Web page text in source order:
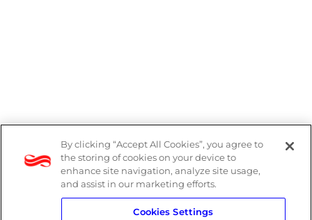
Denúncias
Política de Privacidade
Política do Sistema de Gestão Integrado
By clicking “Accept All Cookies”, you agree to
the storing of cookies on your device to
enhance site navigation, analyze site usage,
and assist in our marketing efforts.
Cookies Settings